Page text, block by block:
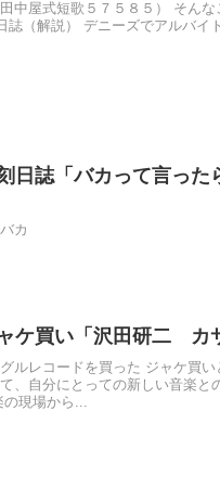
中屋式短歌５７５８５） そん
誌（解説） デニーズでアルバイ
日誌「バカって言っ
カ
ケ買い「沢田研二 カ
ルレコードを買った ジャケ買
、自分にとっての新しい音楽と
現場から...